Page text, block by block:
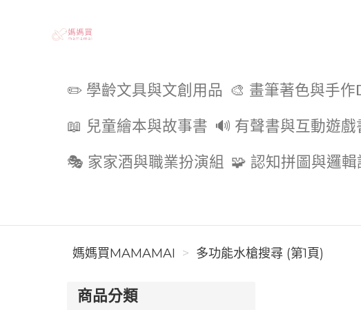
✏️ 學齡文具與文創用品 🎨 畫筆著色與手作
📖 兒童繪本與故事書 🔊 有聲書與互動遊戲
🎭 家家酒與職業扮演組 🧩 認知拼圖與邏輯
媽媽買MAMAMAI 多功能水槍搜尋 (第1頁)
商品分類